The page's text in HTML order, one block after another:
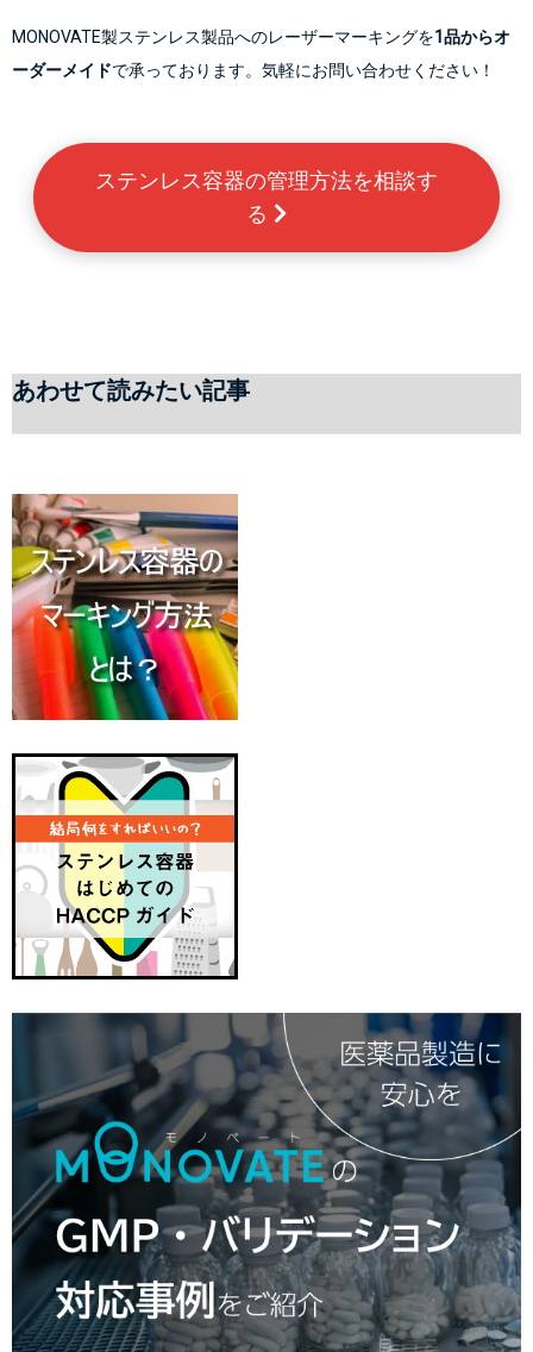
MONOVATE製ステンレス製品へのレーザーマーキングを1品からオ
ーダーメイドで承っております。気軽にお問い合わせください！
ステンレス容器の管理方法を相談す
る
あわせて読みたい記事